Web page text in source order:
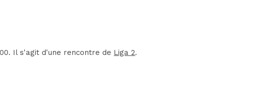
Il s'agit d'une rencontre de Liga 2.